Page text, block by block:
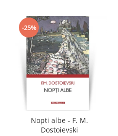
-25%
Nopti albe - F. M.
Dostoievski